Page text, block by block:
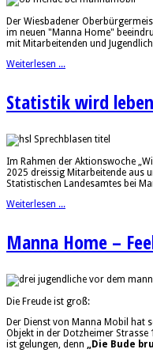
Der Wiesbadener
im neuen "Manna Home"
mit Mitarbeitenden und
Weiterlesen ...
Statistik wird
Im Rahmen der Aktionswoche
2025 dreissig Mitarbeitende aus
Statistischen Landesamtes bei
Weiterlesen ...
Manna Home –
Die Freude ist groß:
Der Dienst von Manna Mobil hat
Objekt in der Dotzheimer Strasse
ist gelungen, denn „Die Bude